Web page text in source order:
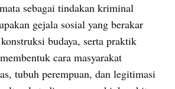
sebagai tindakan kriminal
gejala sosial yang berakar
budaya, serta praktik
cara masyarakat
tubuh perempuan, dan legitimasi